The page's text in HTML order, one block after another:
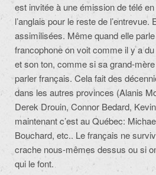
est invitée à une émission de télé
l’anglais pour le reste de
assimilisées. Même quand elle
francophone on voit comme il y a
et son ton, comme si sa grand-
parler français. Cela fait des
dans les autres provinces (Alanis
Derek Drouin, Connor Bedard,
maintenant c’est au Québec:
Bouchard, etc.. Le français ne
crache nous-mêmes dessus ou si
qui le font.